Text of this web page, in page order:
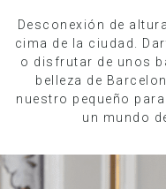
Desconexión de
cima de la ciudad.
o disfrutar de unos
belleza de
nuestro pequeño
un mundo